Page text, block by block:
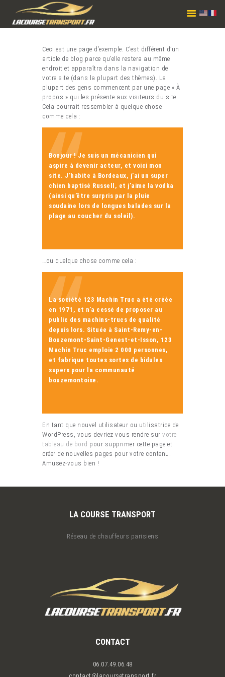
LA COURSE TRANSPORT
Réseau de transport privé avec chauffeur
ACCUEIL
SERVICES
TARIFS
RÉSERVATION
CONTACT
Ceci est une page d’exemple. C’est différent d’un
article de blog parce qu’elle restera au même
endroit et apparaîtra dans la navigation de
votre site (dans la plupart des thèmes). La
plupart des gens commencent par une page « À
propos » qui les présente aux visiteurs du site.
Cela pourrait ressembler à quelque chose
comme cela :
Bonjour ! Je suis un mécanicien qui
aspire à devenir acteur, et voici mon
site. J’habite à Bordeaux, j’ai un super
chien baptisé Russell, et j’aime la vodka
(ainsi qu’être surpris par la pluie
soudaine lors de longues balades sur la
plage au coucher du soleil).
…ou quelque chose comme cela :
La société 123 Machin Truc a été créée
en 1971, et n’a cessé de proposer au
public des machins-trucs de qualité
depuis lors. Située à Saint-Remy-en-
Bouzemont-Saint-Genest-et-Isson, 123
Machin Truc emploie 2 000 personnes,
et fabrique toutes sortes de bidules
supers pour la communauté
bouzemontoise.
En tant que nouvel utilisateur ou utilisatrice de
WordPress, vous devriez vous rendre sur votre
tableau de bord pour supprimer cette page et
créer de nouvelles pages pour votre contenu.
Amusez-vous bien !
LA COURSE TRANSPORT
Réseau de chauffeurs parisiens
CONTACT
06.07.49.06.48